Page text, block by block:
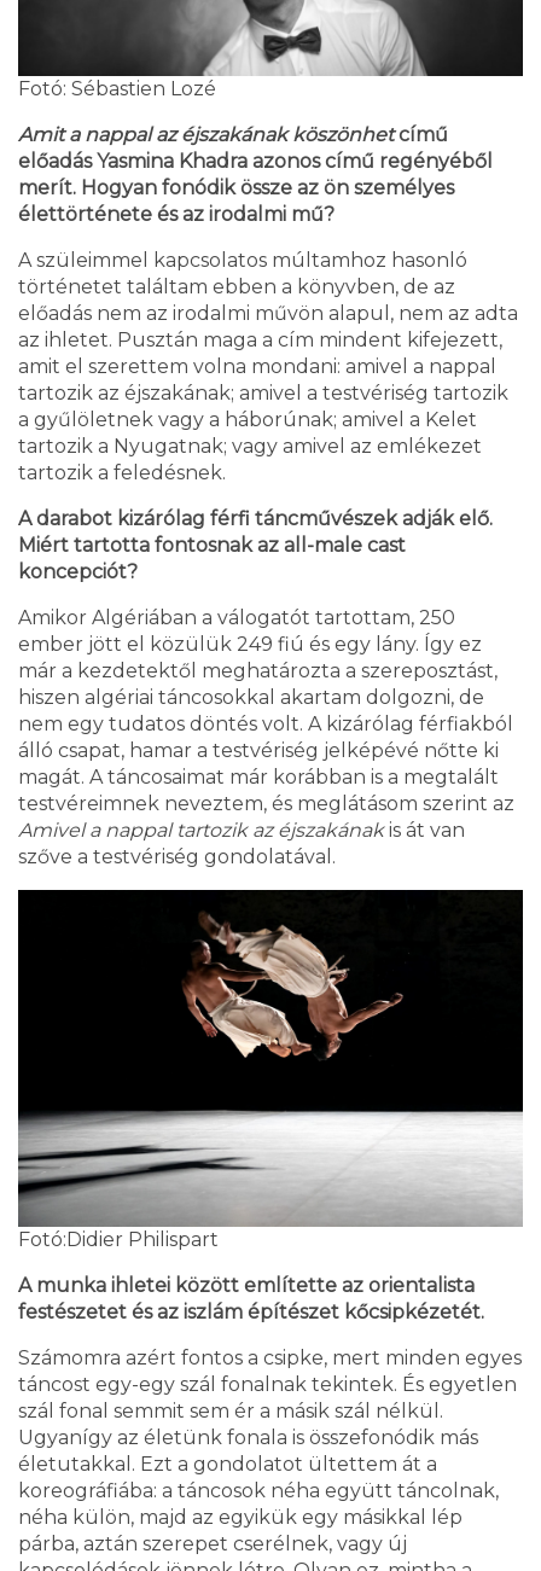
Fotó: Sébastien Lozé
Amit a nappal az éjszakának köszönhetcímű
előadás Yasmina Khadra azonos című regényéből
merít. Hogyan fonódik össze az ön személyes
élettörténete és az irodalmi mű?
A szüleimmel kapcsolatos múltamhoz hasonló
történetet találtam ebben a könyvben, de az
előadás nem az irodalmi művön alapul, nem az adta
az ihletet. Pusztán maga a cím mindent kifejezett,
amit el szerettem volna mondani: amivel a nappal
tartozik az éjszakának; amivel a testvériség tartozik
a gyűlöletnek vagy a háborúnak; amivel a Kelet
tartozik a Nyugatnak; vagy amivel az emlékezet
tartozik a feledésnek.
A darabot kizárólag férfi táncművészek adják elő.
Miért tartotta fontosnak az all-male cast
koncepciót?
Amikor Algériában a válogatót tartottam, 250
ember jött el közülük 249 fiú és egy lány. Így ez
már a kezdetektől meghatározta a szereposztást,
hiszen algériai táncosokkal akartam dolgozni, de
nem egy tudatos döntés volt. A kizárólag férfiakból
álló csapat, hamar a testvériség jelképévé nőtte ki
magát. A táncosaimat már korábban is a megtalált
testvéreimnek neveztem, és meglátásom szerint az
Amivel a nappal tartozik az éjszakánakis át van
szőve a testvériség gondolatával.
Fotó:Didier Philispart
A munka ihletei között említette az orientalista
festészetet és az iszlám építészet kőcsipkézetét.
Számomra azért fontos a csipke, mert minden egyes
táncost egy-egy szál fonalnak tekintek. És egyetlen
szál fonal semmit sem ér a másik szál nélkül.
Ugyanígy az életünk fonala is összefonódik más
életutakkal. Ezt a gondolatot ültettem át a
koreográfiába: a táncosok néha együtt táncolnak,
néha külön, majd az egyikük egy másikkal lép
párba, aztán szerepet cserélnek, vagy új